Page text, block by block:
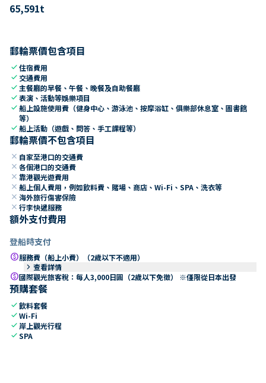
65,591t
郵輪票價包含項目
check住宿費用
check 交通費用
check 主餐廳的早餐、午餐、晚餐及自助餐廳
check表演、活動等娛樂項目
check船上設施使用費（健身中心、游泳池、按摩浴缸、俱樂部休息室、圖書館
等）
check船上活動（遊戲、問答、手工課程等）
郵輪票價不包含項目
close 自家至港口的交通費
close 各個港口的交通費
close 靠港觀光遊費用
close 船上個人費用，例如飲料費、賭場、商店、Wi-Fi、SPA、洗衣等
close 海外旅行傷害保險
close 行李快遞服務
額外支付費用
登船時支付
paid服務費（船上小費）（2歲以下不適用）
keyboard_arrow_right 查看詳情
paid國際觀光旅客稅：每人3,000日圓（2歲以下免徵） ※僅限從日本出發
預購套餐
check飲料套餐
checkWi-Fi
check 岸上觀光行程
checkSPA